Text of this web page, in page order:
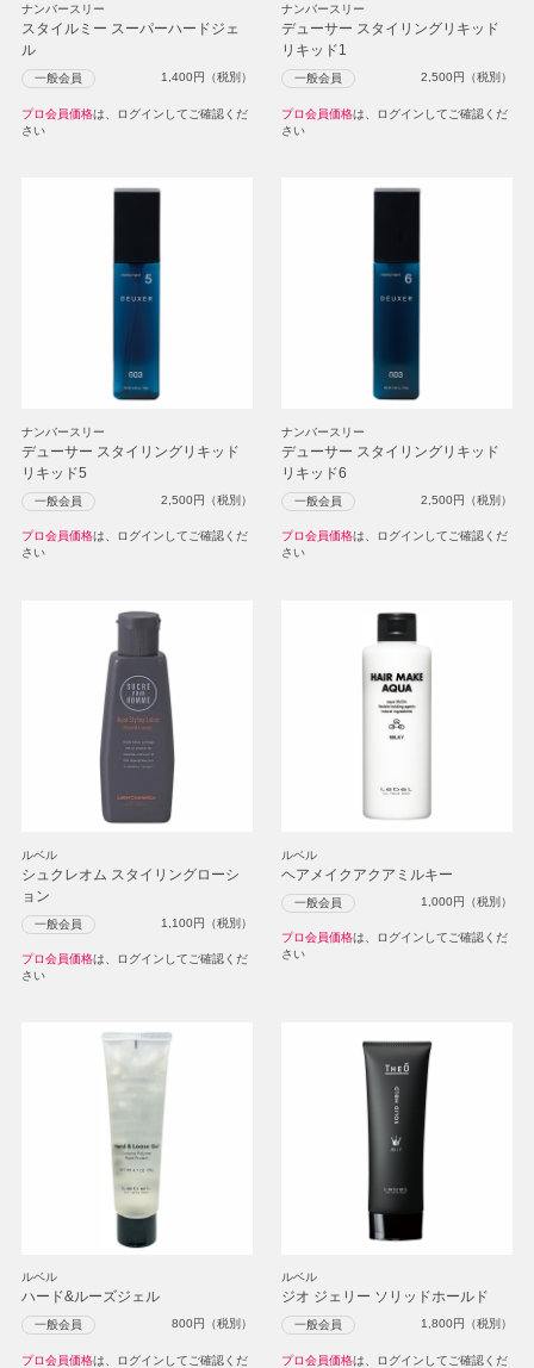
ナンバースリー
スタイルミー スーパーハードジェ
ル
一般会員 1,400円（税別）
プロ会員価格は、ログインしてご確認くだ
さい
ナンバースリー
デューサー スタイリングリキッド
リキッド1
一般会員 2,500円（税別）
プロ会員価格は、ログインしてご確認くだ
さい
ナンバースリー
デューサー スタイリングリキッド
リキッド5
一般会員 2,500円（税別）
プロ会員価格は、ログインしてご確認くだ
さい
ナンバースリー
デューサー スタイリングリキッド
リキッド6
一般会員 2,500円（税別）
プロ会員価格は、ログインしてご確認くだ
さい
ルベル
シュクレオム スタイリングローシ
ョン
一般会員 1,100円（税別）
プロ会員価格は、ログインしてご確認くだ
さい
ルベル
ヘアメイクアクアミルキー
一般会員 1,000円（税別）
プロ会員価格は、ログインしてご確認くだ
さい
ルベル
ハード&ルーズジェル
一般会員 800円（税別）
プロ会員価格は、ログインしてご確認くだ
ルベル
ジオ ジェリー ソリッドホールド
一般会員 1,800円（税別）
プロ会員価格は、ログインしてご確認くだ